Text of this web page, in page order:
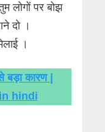
लोगों पर बोझ
दो ।
।
बड़ा कारण |
hindi